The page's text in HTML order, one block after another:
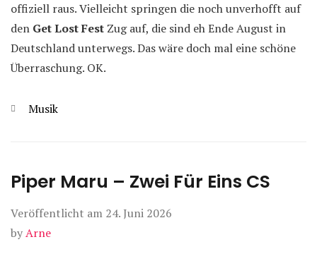
offiziell raus. Vielleicht springen die noch unverhofft auf
den Get Lost Fest Zug auf, die sind eh Ende August in
Deutschland unterwegs. Das wäre doch mal eine schöne
Überraschung. OK.
Kategorien
Musik
Piper Maru – Zwei Für Eins CS
Veröffentlicht am 24. Juni 2026
byArne